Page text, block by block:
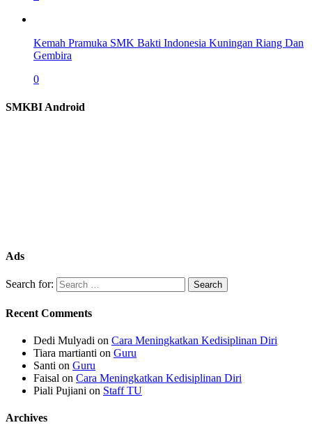
Kemah Pramuka SMK Bakti Indonesia Kuningan Riang Dan
Gembira
0
SMKBI Android
Ads
Search for:
Recent Comments
Dedi Mulyadi on Cara Meningkatkan Kedisiplinan Diri
Tiara martianti on Guru
Santi on Guru
Faisal on Cara Meningkatkan Kedisiplinan Diri
Piali Pujiani on Staff TU
Archives